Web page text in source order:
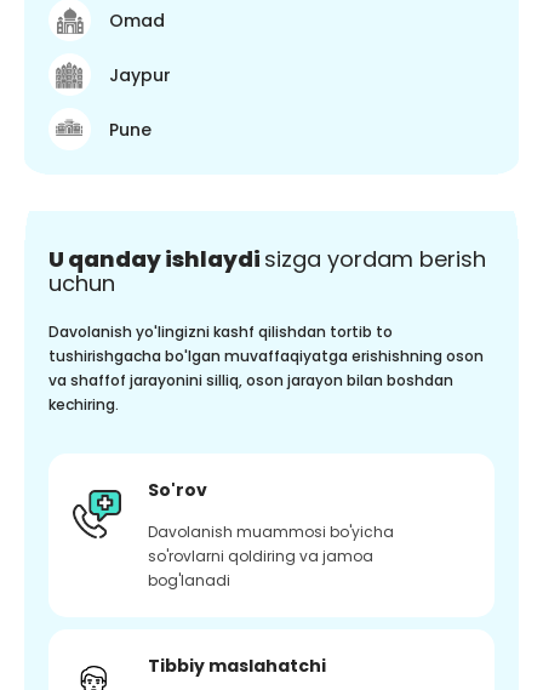
Omad
Jaypur
Pune
U qanday ishlaydi sizga yordam berish
uchun
Davolanish yo'lingizni kashf qilishdan tortib to
tushirishgacha bo'lgan muvaffaqiyatga erishishning oson
va shaffof jarayonini silliq, oson jarayon bilan boshdan
kechiring.
So'rov
Davolanish muammosi bo'yicha
so'rovlarni qoldiring va jamoa
bog'lanadi
Tibbiy maslahatchi